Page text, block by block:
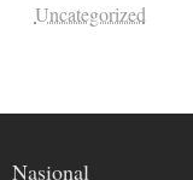
Uncategorized
Nasional